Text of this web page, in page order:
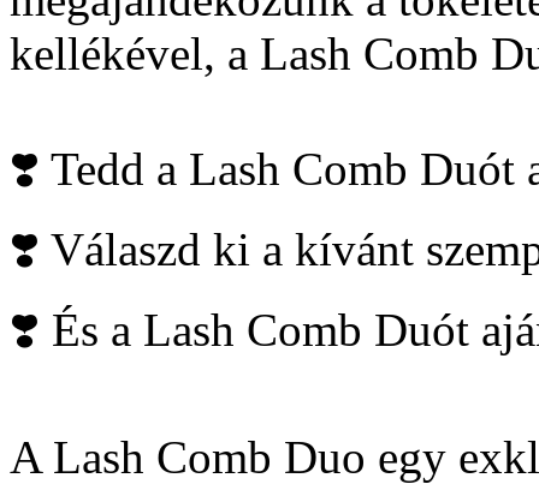
kellékével, a Lash Comb
❣️ Tedd a Lash Comb Duót
❣️ Válaszd ki a kívánt
❣️ És a Lash Comb Duót
A Lash Comb Duo egy